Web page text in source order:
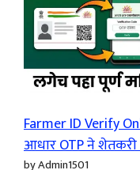
Farmer ID Verify
आधार OTP ने
by Admin1501